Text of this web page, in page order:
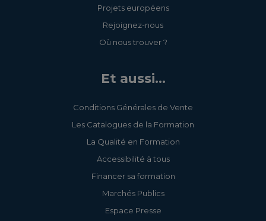
Projets européens
Rejoignez-nous
Où nous trouver ?
Et aussi...
Conditions Générales de Vente
Les Catalogues de la Formation
La Qualité en Formation
Accessibilité à tous
Financer sa formation
Marchés Publics
Espace Presse